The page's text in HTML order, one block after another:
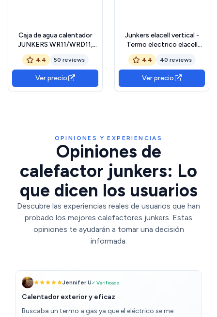
Caja de agua calentador
JUNKERS WR11/WRD11,
con regulador de poliamida.
Recambio Original Junkers
que sustituye a la
referencia 87082062860.
4.4 50 reviews
Ver precio
Junkers elacell vertical -
Termo electrico elacell
vertical 50l clase de
eficiencia energetica cm
4.4 40 reviews
Ver precio
OPINIONES Y EXPERIENCIAS
Opiniones de
calefactor junkers: Lo
que dicen los usuarios
Descubre las experiencias reales de usuarios que han
probado los mejores calefactores junkers. Estas
opiniones te ayudarán a tomar una decisión
informada.
Jennifer U✓ Verificado
Calentador exterior y eficaz
Buscaba un termo a gas ya que el eléctrico se me